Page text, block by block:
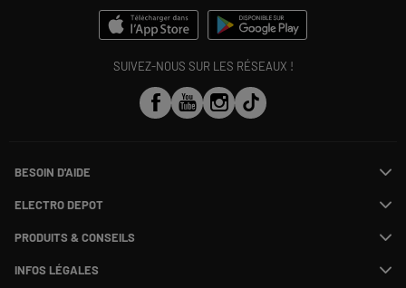
SUIVEZ-NOUS SUR LES RÉSEAUX !
BESOIN D'AIDE
Suivre ma commande
SAV
Payer en plusieurs fois
Information phishing
ELECTRO DEPOT
Rejoignez-nous !
PRODUITS & CONSEILS
Nos marques
Les avis du site
INFOS LÉGALES